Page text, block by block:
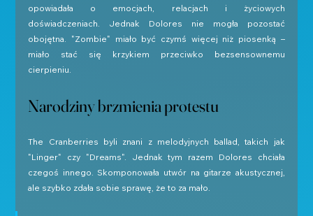
opowiadała o emocjach, relacjach i życiowych
doświadczeniach. Jednak Dolores nie mogła pozostać
obojętna. "Zombie" miało być czymś więcej niż piosenką –
miało stać się krzykiem przeciwko bezsensownemu
cierpieniu.
Narodziny brzmienia protestu
The Cranberries byli znani z melodyjnych ballad, takich jak
"Linger" czy "Dreams". Jednak tym razem Dolores chciała
czegoś innego. Skomponowała utwór na gitarze akustycznej,
ale szybko zdała sobie sprawę, że to za mało.